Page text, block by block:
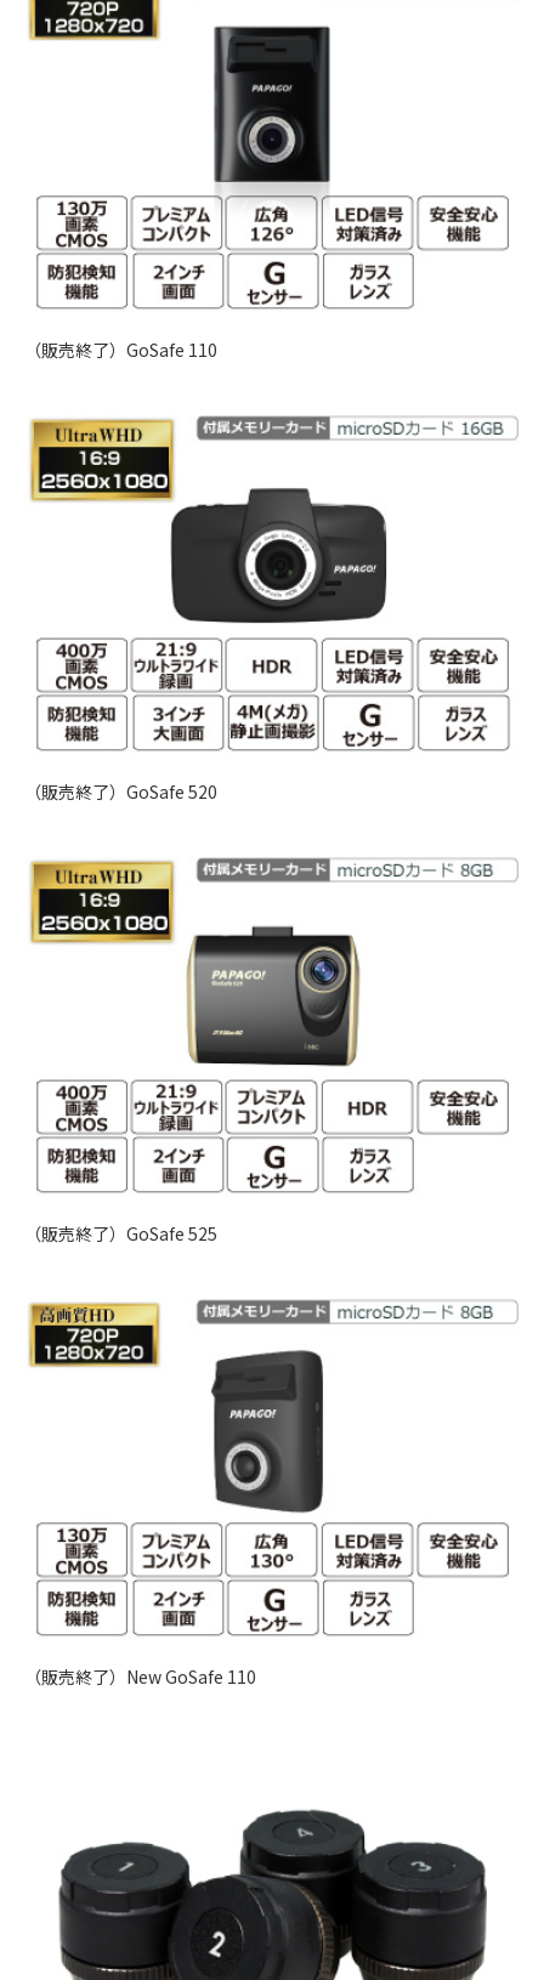
（販売終了）GoSafe 110
（販売終了）GoSafe 520
（販売終了）GoSafe 525
（販売終了）New GoSafe 110